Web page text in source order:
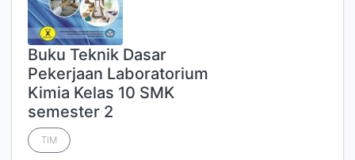
Buku Teknik Dasar
Pekerjaan Laboratorium
Kimia Kelas 10 SMK
semester 2
TIM